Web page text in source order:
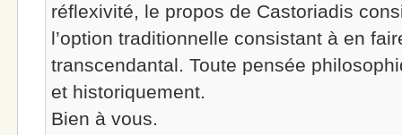
réflexivité, le propos de Castoriadis
l’option traditionnelle consistant à en
transcendantal. Toute pensée
et historiquement.
Bien à vous.